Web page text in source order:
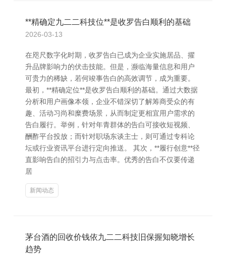
**精确定九二二科技位**是收罗告白顺利的基础
2026-03-13
在咫尺数字化时期，收罗告白已成为企业实施居品、擢
升品牌影响力的伏击技能。但是，濒临海量信息和用户
可贵力的稀缺，若何竣事告白的高效调节，成为重要。
最初，**精确定位**是收罗告白顺利的基础。通过大数据
分析和用户画像本领，企业不错深切了解筹商受众的有
趣、活动习尚和糜费场景，从而制定更相宜用户需求的
告白履行。举例，针对年青群体的告白可接收短视频、
酬酢平台投放；而针对职场东谈主士，则可通过专科论
坛或行业资讯平台进行定向推送。 其次，**履行创意**径
直影响告白的招引力与点击率。优秀的告白不仅要传递
居
新闻动态
茅台酒的回收价钱依九二二科技旧保握知晓增长
趋势